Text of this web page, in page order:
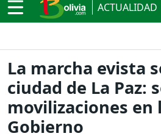
ACTUALIDAD
La marcha evista
ciudad de La Paz:
movilizaciones en
Gobierno